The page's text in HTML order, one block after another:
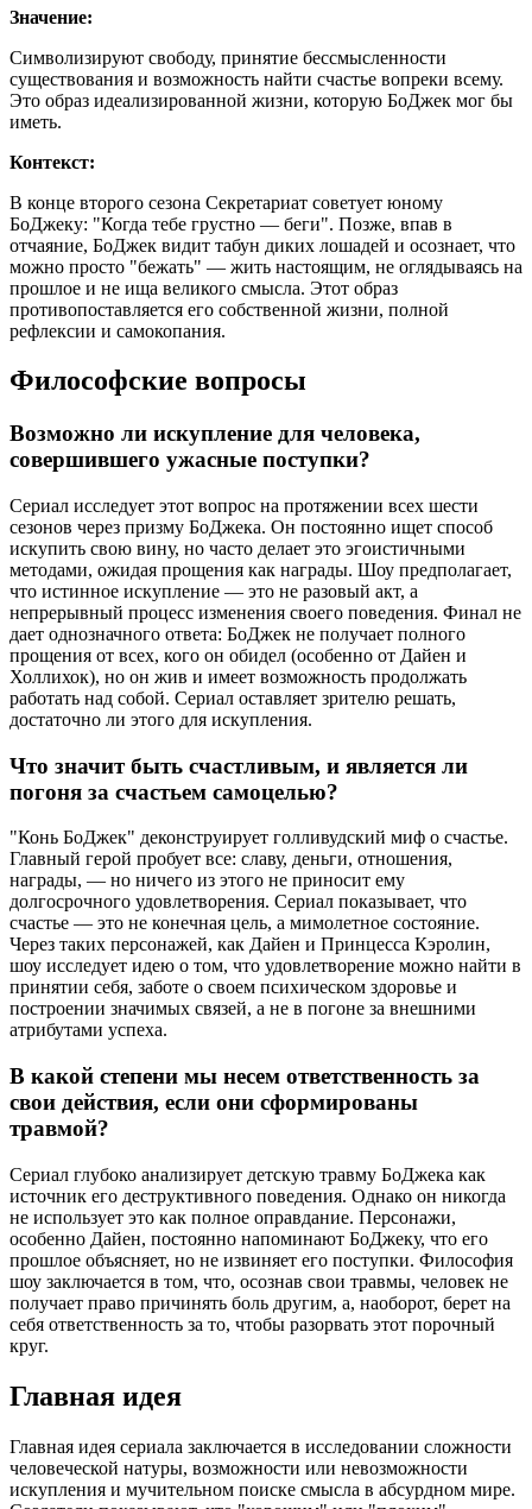
Значение:
Символизируют свободу, принятие бессмысленности
существования и возможность найти счастье вопреки всему.
Это образ идеализированной жизни, которую БоДжек мог бы
иметь.
Контекст:
В конце второго сезона Секретариат советует юному
БоДжеку: "Когда тебе грустно — беги". Позже, впав в
отчаяние, БоДжек видит табун диких лошадей и осознает, что
можно просто "бежать" — жить настоящим, не оглядываясь на
прошлое и не ища великого смысла. Этот образ
противопоставляется его собственной жизни, полной
рефлексии и самокопания.
Философские вопросы
Возможно ли искупление для человека,
совершившего ужасные поступки?
Сериал исследует этот вопрос на протяжении всех шести
сезонов через призму БоДжека. Он постоянно ищет способ
искупить свою вину, но часто делает это эгоистичными
методами, ожидая прощения как награды. Шоу предполагает,
что истинное искупление — это не разовый акт, а
непрерывный процесс изменения своего поведения. Финал не
дает однозначного ответа: БоДжек не получает полного
прощения от всех, кого он обидел (особенно от Дайен и
Холлихок), но он жив и имеет возможность продолжать
работать над собой. Сериал оставляет зрителю решать,
достаточно ли этого для искупления.
Что значит быть счастливым, и является ли
погоня за счастьем самоцелью?
"Конь БоДжек" деконструирует голливудский миф о счастье.
Главный герой пробует все: славу, деньги, отношения,
награды, — но ничего из этого не приносит ему
долгосрочного удовлетворения. Сериал показывает, что
счастье — это не конечная цель, а мимолетное состояние.
Через таких персонажей, как Дайен и Принцесса Кэролин,
шоу исследует идею о том, что удовлетворение можно найти в
принятии себя, заботе о своем психическом здоровье и
построении значимых связей, а не в погоне за внешними
атрибутами успеха.
В какой степени мы несем ответственность за
свои действия, если они сформированы
травмой?
Сериал глубоко анализирует детскую травму БоДжека как
источник его деструктивного поведения. Однако он никогда
не использует это как полное оправдание. Персонажи,
особенно Дайен, постоянно напоминают БоДжеку, что его
прошлое объясняет, но не извиняет его поступки. Философия
шоу заключается в том, что, осознав свои травмы, человек не
получает право причинять боль другим, а, наоборот, берет на
себя ответственность за то, чтобы разорвать этот порочный
круг.
Главная идея
Главная идея сериала заключается в исследовании сложности
человеческой натуры, возможности или невозможности
искупления и мучительном поиске смысла в абсурдном мире.